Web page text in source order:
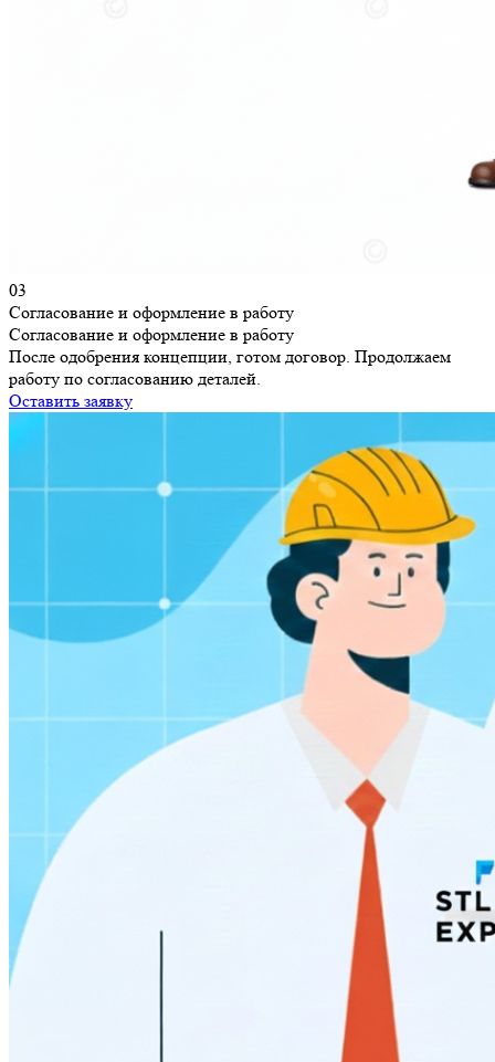
03
Согласование и оформление в работу
Согласование и оформление в работу
После одобрения концепции, готом договор. Продолжаем
работу по согласованию деталей.
Оставить заявку